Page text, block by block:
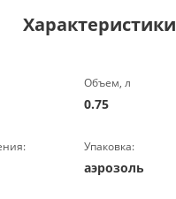
Характеристики
Объем, л
0.75
Упаковка:
аэрозоль